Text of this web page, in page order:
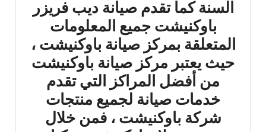
السنة كما تقدم صيانة ديب فريزر
باوكنيشت جميع المعلومات
المتعلقة بمركز صيانة باوكنيشت ،
حيث يعتبر مركز صيانة باوكنيشت
من أفضل المراكز التي تقدم
خدمات صيانة لجميع منتجات
شركة باوكنيشت ، فمن خلال